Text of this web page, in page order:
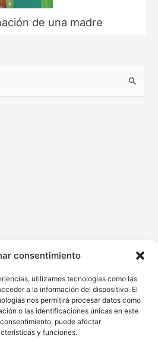
consentimiento
utilizamos tecnologías como las
a la información del dispositivo. El
nos permitirá procesar datos como
o las identificaciones únicas en este
puede afectar
y funciones.
de una madre